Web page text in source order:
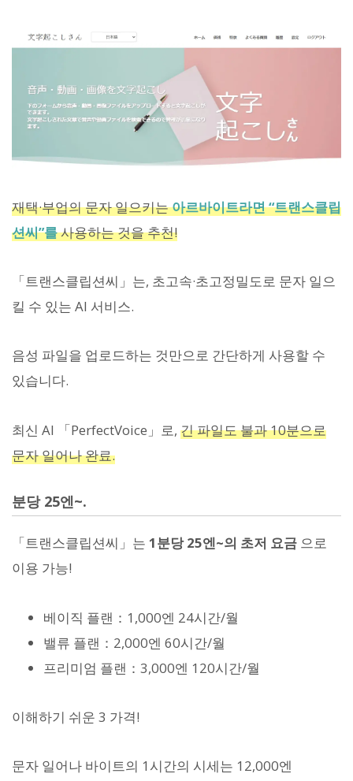
재택·부업의 문자 일으키는아르바이트라면 “트랜스클립
션씨”를사용하는 것을 추천!
「트랜스클립션씨」는, 초고속·초고정밀도로 문자 일으
킬 수 있는 AI 서비스.
음성 파일을 업로드하는 것만으로 간단하게 사용할 수
있습니다.
최신 AI 「PerfectVoice」로, 긴 파일도 불과 10분으로
문자 일어나 완료.
분당 25엔~.
「트랜스클립션씨」는 1분당 25엔~의 초저 요금 으로
이용 가능!
베이직 플랜：1,000엔 24시간/월
밸류 플랜：2,000엔 60시간/월
프리미엄 플랜：3,000엔 120시간/월
이해하기 쉬운 3 가격!
문자 일어나 바이트의 1시간의 시세는 12,000엔